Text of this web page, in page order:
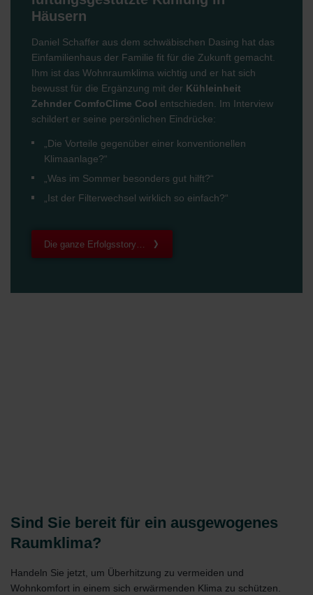
Häusern
Daniel Schaffer aus dem schwäbischen Dasing hat das
Einfamilienhaus der Familie fit für die Zukunft gemacht.
Ihm ist das Wohnraumklima wichtig und er hat sich
bewusst für die Ergänzung mit der Kühleinheit
Zehnder ComfoClime Cool entschieden. Im Interview
schildert er seine persönlichen Eindrücke:
„Die Vorteile gegenüber einer konventionellen
Klimaanlage?“
„Was im Sommer besonders gut hilft?“
„Ist der Filterwechsel wirklich so einfach?“
Die ganze Erfolgsstory…
Sind Sie bereit für ein ausgewogenes
Raumklima?
Handeln Sie jetzt, um Überhitzung zu vermeiden und
Wohnkomfort in einem sich erwärmenden Klima zu schützen.